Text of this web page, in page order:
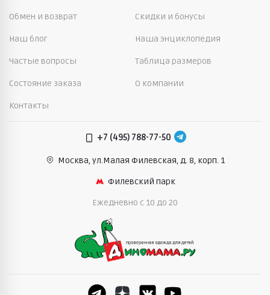
Обмен и возврат Скидки и бонусы
Наш блог Наша энциклопедия
Частые вопросы Таблица размеров
Состояние заказа О компании
Контакты
+7 (495) 788-77-50
Москва, ул.Малая Филевская, д. 8, корп. 1
Филевский парк
Ежедневно c 10 до 20